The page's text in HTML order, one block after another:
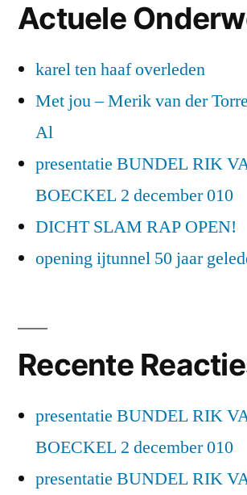
Actuele
karel ten haaf overleden
Met jou – Merik van der
Al
presentatie BUNDEL RIK
BOECKEL 2 december 010
DICHT SLAM RAP OPEN!
opening ijtunnel 50 jaar
Recente
presentatie BUNDEL RIK
BOECKEL 2 december 010
presentatie BUNDEL RIK